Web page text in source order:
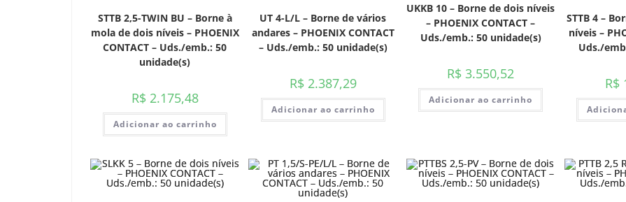
STTB 2,5-TWIN BU – Borne à
mola de dois níveis – PHOENIX
CONTACT – Uds./emb.: 50
unidade(s)
R$ 2.175,48
Adicionar ao carrinho
UT 4-L/L – Borne de vários
andares – PHOENIX CONTACT
– Uds./emb.: 50 unidade(s)
R$ 2.387,29
Adicionar ao carrinho
UKKB 10 – Borne de dois níveis
– PHOENIX CONTACT –
Uds./emb.: 50 unidade(s)
R$ 3.550,52
Adicionar ao carrinho
STTB 4 –
níveis –
Uds./
R$